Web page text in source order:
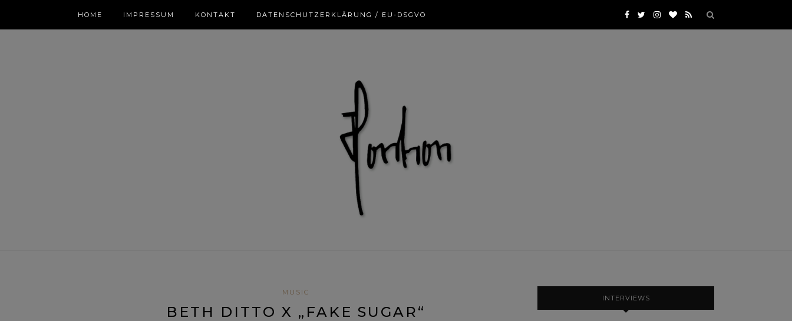
HOME IMPRESSUM KONTAKT DATENSCHUTZERKLÄRUNG / EU-DSGVO
MUSIC
BETH DITTO X „FAKE SUGAR“
INTERVIEWS